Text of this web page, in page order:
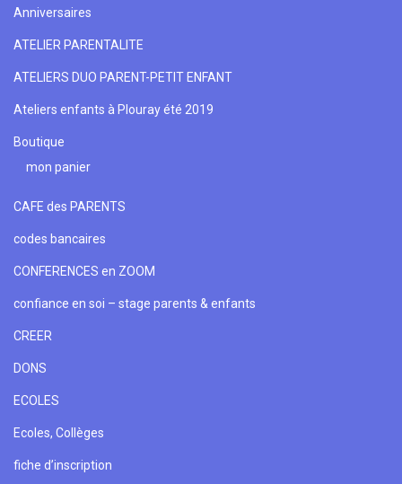
Anniversaires
ATELIER PARENTALITE
ATELIERS DUO PARENT-PETIT ENFANT
Ateliers enfants à Plouray été 2019
Boutique
mon panier
CAFE des PARENTS
codes bancaires
CONFERENCES en ZOOM
confiance en soi – stage parents & enfants
CREER
DONS
ECOLES
Ecoles, Collèges
fiche d’inscription